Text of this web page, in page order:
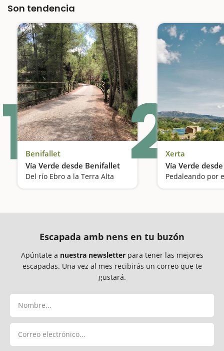
convierten en un destino perfecto…
Son tendencia
1 Benifallet
Vía Verde desde Benifallet
Del río Ebro a la Terra Alta 2Xerta
Vía Verde
Pedaleando por
Escapada amb nens en tu buzón
Apúntate a nuestra newsletterpara tener las mejores
escapadas. Una vez al mes recibirás un correo que te
gustará.